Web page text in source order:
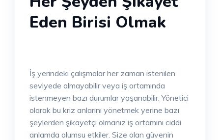
Eden Birisi Olmak
İş yerindeki çalışmalar her zaman istenilen
seviyede olmayabilir veya iş ortamında
istenmeyen bazı durumlar yaşanabilir. Yönetici
olarak bu kriz anlarını yönetmek yerine bazı
şeylerden şikayetçi olmanız iş ortamını ciddi
anlamda olumsu etkiler. Size olan güvenin